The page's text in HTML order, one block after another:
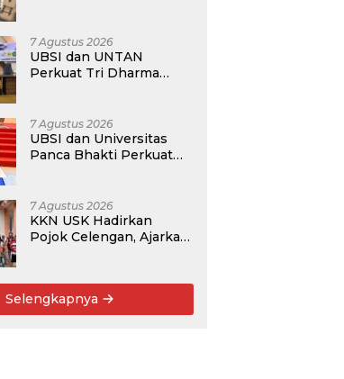
Depan?
7 Agustus 2026
UBSI dan UNTAN
Perkuat Tri Dharma
7 Agustus 2026
UBSI dan Universitas
Panca Bhakti Perkuat
7 Agustus 2026
KKN USK Hadirkan
Pojok Celengan, Ajarkan
Selengkapnya